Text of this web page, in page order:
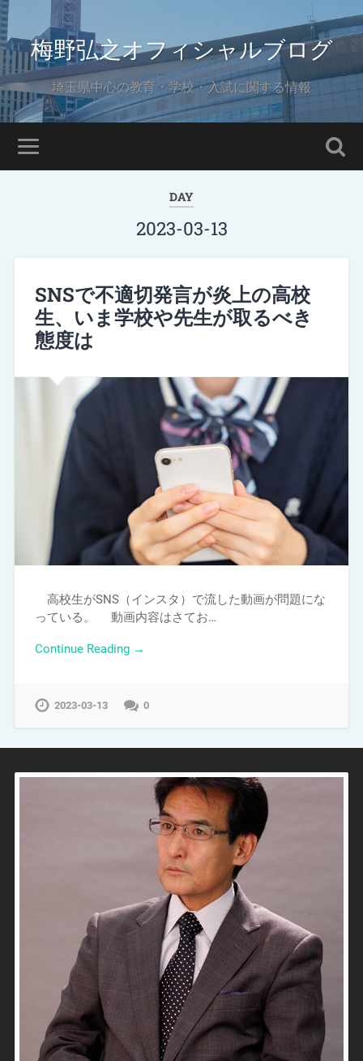
梅野弘之オフィシャルブログ
埼玉県中心の教育・学校・入試に関する情報
DAY
2023-03-13
SNSで不適切発言が炎上の高校
生、いま学校や先生が取るべき
態度は
高校生がSNS（インスタ）で流した動画が問題にな
っている。 動画内容はさてお…
Continue Reading →
2023-03-13 0